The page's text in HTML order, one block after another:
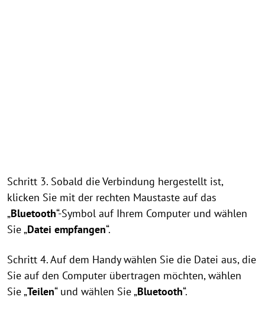
Schritt 3. Sobald die Verbindung hergestellt ist,
klicken Sie mit der rechten Maustaste auf das
„Bluetooth“-Symbol auf Ihrem Computer und wählen
Sie „Datei empfangen“.
Schritt 4. Auf dem Handy wählen Sie die Datei aus, die
Sie auf den Computer übertragen möchten, wählen
Sie „Teilen“ und wählen Sie „Bluetooth“.